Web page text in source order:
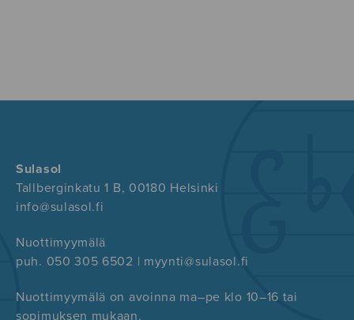
Sulasol
Tallberginkatu 1 B, 00180 Helsinki
info@sulasol.fi
Nuottimyymälä
puh. 050 305 6502 | myynti@sulasol.fi
Nuottimyymälä on avoinna ma–pe klo 10–16 tai
sopimuksen mukaan.